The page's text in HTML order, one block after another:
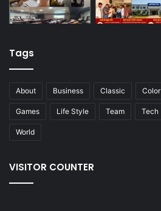
Tags
About Business Classic Color
Games Life Style Team Tech
World
VISITOR COUNTER